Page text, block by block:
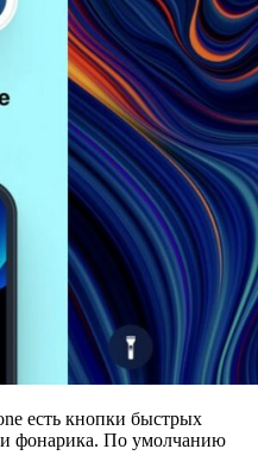
есть кнопки быстрых
фонарика. По умолчанию